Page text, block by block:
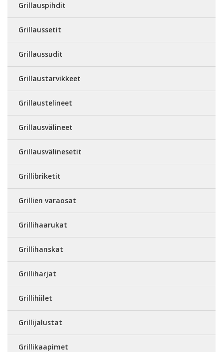
Grillauspihdit
Grillaussetit
Grillaussudit
Grillaustarvikkeet
Grillaustelineet
Grillausvälineet
Grillausvälinesetit
Grillibriketit
Grillien varaosat
Grillihaarukat
Grillihanskat
Grilliharjat
Grillihiilet
Grillijalustat
Grillikaapimet